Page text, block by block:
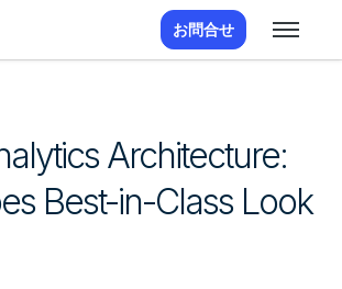
お問合せ
Architecture:
Best-in-Class Look